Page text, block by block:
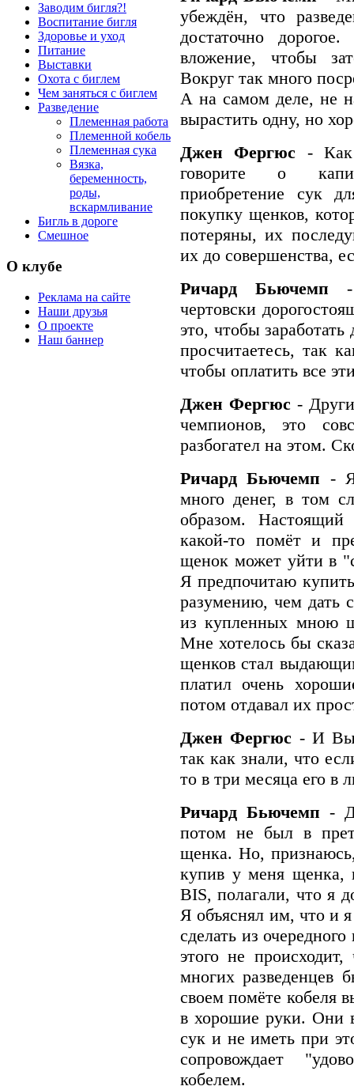
Заводим бигля?!
Воспитание бигля
Здоровье и уход
Питание
Выставки
Охота с биглем
Чем заняться с биглем
Разведение
Племенная работа
Племенной кобель
Племенная сука
Вязка,
беременность,
роды,
вскармливание
Бигль в дороге
Смешное
О клубе
Реклама на сайте
Наши друзья
О проекте
Наш баннер
убеждён, что
достаточно
вложение, чтобы
Вокруг так много
А на самом деле, не
вырастить одну, но
Джен Фергюс - Как
говорите о
приобретение сук
покупку щенков,
потеряны, их
их до совершенства,
Ричард Бьючемп
чертовски
это, чтобы
просчитаетесь, так
чтобы оплатить все
Джен Фергюс-
чемпионов, это
разбогател на этом.
Ричард Бьючемп -
много денег, в том
образом. Настоящий
какой-то помёт и
щенок может уйти в
Я предпочитаю
разумению, чем дать
из купленных мною
Мне хотелось бы
щенков стал
платил очень
потом отдавал их
Джен Фергюс - И Вы
так как знали, что
то в три месяца его в
Ричард Бьючемп -
потом не был в
щенка. Но,
купив у меня щенка,
BIS, полагали, что я
Я объяснял им, что и
сделать из
этого не
многих
своем помёте кобеля
в хорошие руки. Они
сук и не иметь при
сопровождает
кобелем.